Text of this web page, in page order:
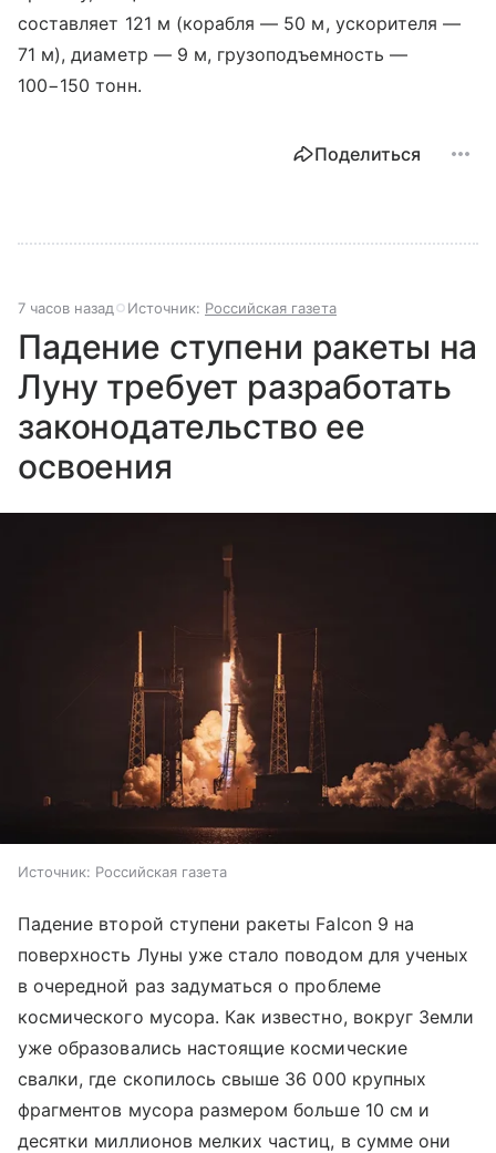
составляет 121 м (корабля — 50 м, ускорителя —
71 м), диаметр — 9 м, грузоподъемность —
100−150 тонн.
Поделиться
7 часов назад Источник: Российская газета
Падение ступени ракеты на
Луну требует разработать
законодательство ее
освоения
Источник: Российская газета
Падение второй ступени ракеты Falcon 9 на
поверхность Луны уже стало поводом для ученых
в очередной раз задуматься о проблеме
космического мусора. Как известно, вокруг Земли
уже образовались настоящие космические
свалки, где скопилось свыше 36 000 крупных
фрагментов мусора размером больше 10 см и
десятки миллионов мелких частиц, в сумме они